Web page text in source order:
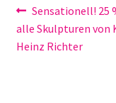
Vorheriger
Beitrag:
Sensationell! 25
alle Skulpturen von
Heinz Richter